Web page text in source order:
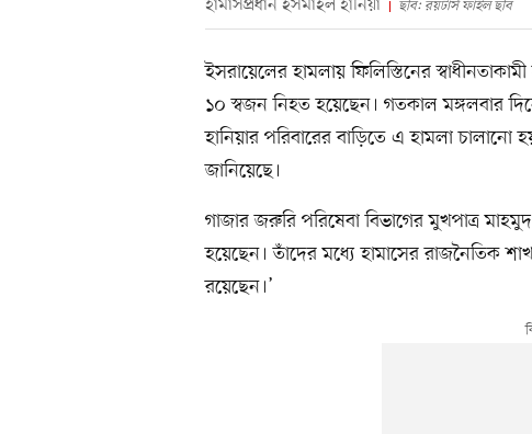
হামাসপ্রধান ইসমাইল হানিয়া ছবি: রয়টার্স ফাইল ছবি
ইসরায়েলের হামলায় ফিলিস্তিনের
১০ স্বজন নিহত হয়েছেন। গতকাল মঙ্গলবার
হানিয়ার পরিবারের বাড়িতে এ হামলা
জানিয়েছে।
গাজার জরুরি পরিষেবা বিভাগের মুখপাত্র
হয়েছেন। তাঁদের মধ্যে হামাসের রাজনৈতিক
রয়েছেন।’